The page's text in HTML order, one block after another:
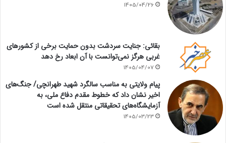
1405/04/26
بقائی: جنایت سردشت بدون حمایت برخی از کشورهای
غربی هرگز نمی‌توانست با آن ابعاد رخ دهد
1405/04/07
پیام ولایتی به مناسب سالگرد شهید طهرانچی/ جنگ‌های
اخیر نشان داد که خطوط مقدم دفاع ملی، به
آزمایشگاه‌های تحقیقاتی منتقل شده است
1405/03/23